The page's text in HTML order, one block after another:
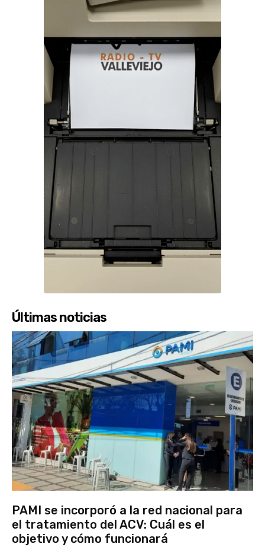
Últimas noticias
PAMI se incorporó a la red nacional para
el tratamiento del ACV: Cuál es el
objetivo y cómo funcionará